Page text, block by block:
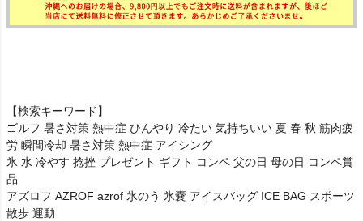
【検索キーワード】
ゴルフ 暑さ対策 熱中症 ひんやり 冷たい 気持ちいい 夏 春 秋 筋肉疲
労 瞬間冷却 暑さ対策 熱中症 アイシング
氷 水 冷やす 捻挫 プレゼント ギフト コンペ 父の日 母の日 コンペ賞
品
アズロフ AZROF azrof 氷のう 氷嚢 アイスバッグ ICE BAG スポーツ
散歩 運動